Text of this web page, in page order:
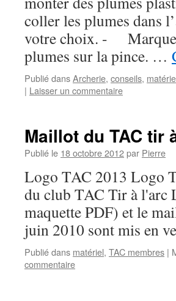
coller les plumes dans
votre choix. - Marquer
plumes sur la pince. …
Publié dansArcherie, conseils,
| Laisser un commentaire
Maillot du TAC tir
Publié le 18 octobre 2012par Pierre
Logo TAC 2013 Logo
du club TAC Tir à l'arc
maquette PDF) et le
juin 2010 sont mis en
Publié dans matériel, TAC membres |
commentaire